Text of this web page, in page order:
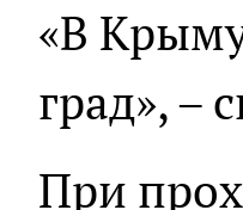
«В
град», –
При